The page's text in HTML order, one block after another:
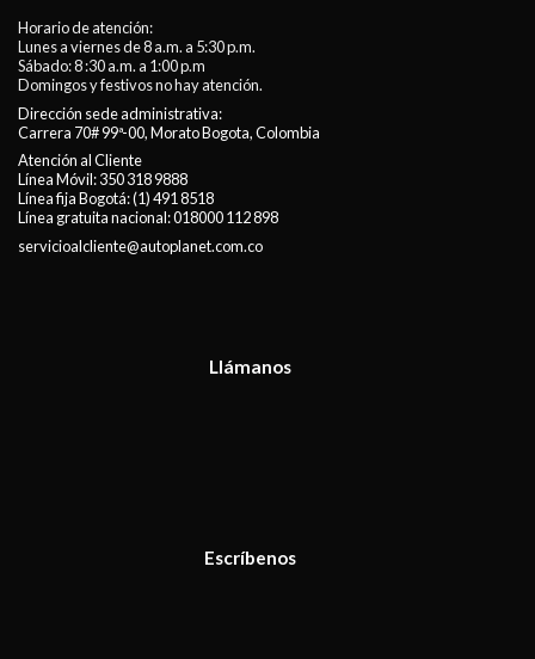
Horario de atención:
Lunes a viernes de 8 a.m. a 5:30 p.m.
Sábado: 8 :30 a.m. a 1:00 p.m
Domingos y festivos no hay atención.
Dirección sede administrativa:
Carrera 70# 99ª-00, Morato Bogota, Colombia
Atención al Cliente
Línea Móvil:350 318 9888
Línea fija Bogotá:(1) 491 8518
Línea gratuita nacional:018000 112 898
servicioalcliente@autoplanet.com.co
Llámanos
Escríbenos